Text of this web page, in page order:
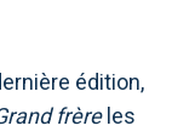
édition,
frèreles